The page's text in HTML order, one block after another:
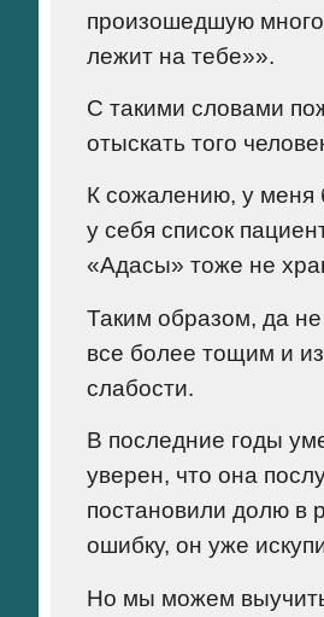
произошедшую много
лежит на тебе»».
С такими словами
отыскать того
К сожалению, у меня
у себя список
«Адасы» тоже не
Таким образом, да не
все более тощим и
слабости.
В последние годы
уверен, что она
постановили долю в
ошибку, он уже
Но мы можем